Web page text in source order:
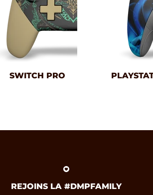
SWITCH PRO
REJOINS LA #DMPFAMILY